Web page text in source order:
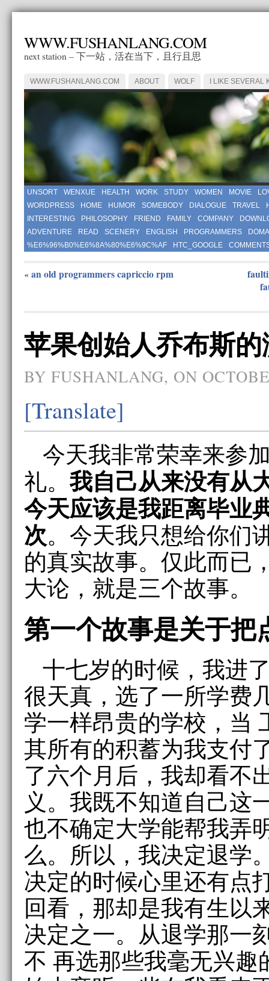
WWW.FUSHANLANG.COM
next station – 下一站，活在当下，且行且思
WWW.FUSHANLANG.COM ABOUT WOLF I LIKE SEVERAL
UNSORT WENXUE HEALTH WORK STUDY WOMEN MOVIE
WORDPRESS
HOME HUMOR SOMEBODY DIALOGUE TRAVEL
INTERESTING
PHILOSOPHY FRIEND FAMILY COMPANY
ADVENTURE
READ SCENERY ENGLISH PROGRAMMERS
%E6%96%B0%E6%8A%80%E6%9C%AF
HTC_GOOGLE
« an old programmers capriccio rpm
苹果创始人乔布斯
BY FUSHANLANG, ON
[Translate]
今天我非常荣幸来参
礼。 我自己从来没有从
今天应该是我距离毕业
次。今天我只想给你们
的真实故事。仅此而已
大论，就是三个故事。
第一个故事是关于把
十七岁的时候，我进
很天真，选了一所学费
学一样昂贵的学校，当
其所有的积蓄为我支付
了六个月后，我却看不
义。我既不知道自己这
也不确定大学能帮我弄
么。所以，我决定退学
决定的时候心里还有点
回看，那却是我有生以
决定之一。从退学那一
不 再选那些我毫无兴趣